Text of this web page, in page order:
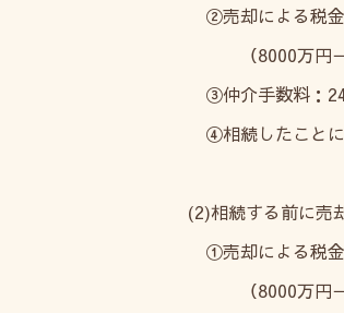
②売却による税金
（8000万円－
③仲介手数料：
④相続したこと
(2)相続する前に売
①売却による税金
（8000万円－